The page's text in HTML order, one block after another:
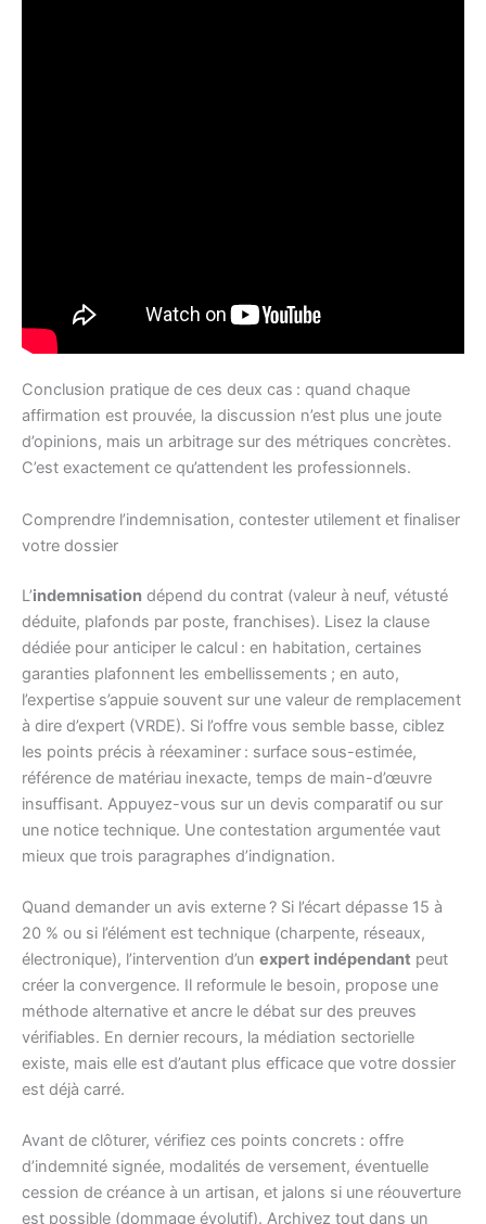
Conclusion pratique de ces deux cas : quand chaque
affirmation est prouvée, la discussion n’est plus une joute
d’opinions, mais un arbitrage sur des métriques concrètes.
C’est exactement ce qu’attendent les professionnels.
Comprendre l’indemnisation, contester utilement et finaliser
votre dossier
L’indemnisation dépend du contrat (valeur à neuf, vétusté
déduite, plafonds par poste, franchises). Lisez la clause
dédiée pour anticiper le calcul : en habitation, certaines
garanties plafonnent les embellissements ; en auto,
l’expertise s’appuie souvent sur une valeur de remplacement
à dire d’expert (VRDE). Si l’offre vous semble basse, ciblez
les points précis à réexaminer : surface sous-estimée,
référence de matériau inexacte, temps de main-d’œuvre
insuffisant. Appuyez-vous sur un devis comparatif ou sur
une notice technique. Une contestation argumentée vaut
mieux que trois paragraphes d’indignation.
Quand demander un avis externe ? Si l’écart dépasse 15 à
20 % ou si l’élément est technique (charpente, réseaux,
électronique), l’intervention d’un expert indépendant peut
créer la convergence. Il reformule le besoin, propose une
méthode alternative et ancre le débat sur des preuves
vérifiables. En dernier recours, la médiation sectorielle
existe, mais elle est d’autant plus efficace que votre dossier
est déjà carré.
Avant de clôturer, vérifiez ces points concrets : offre
d’indemnité signée, modalités de versement, éventuelle
cession de créance à un artisan, et jalons si une réouverture
est possible (dommage évolutif). Archivez tout dans un